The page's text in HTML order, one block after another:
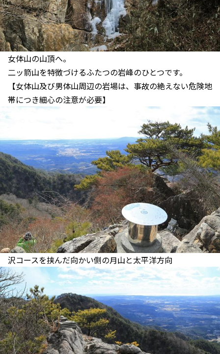
女体山の山頂へ。
二ッ箭山を特徴づけるふたつの岩峰のひとつです。
【女体山及び男体山周辺の岩場は、事故の絶えない危険地
帯につき細心の注意が必要】
沢コースを挟んだ向かい側の月山と太平洋方向